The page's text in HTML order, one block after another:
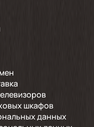
шкафов
данных